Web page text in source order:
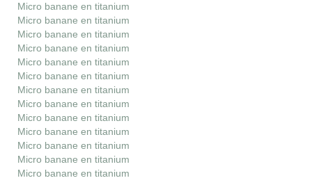
Micro banane en titanium
Micro banane en titanium
Micro banane en titanium
Micro banane en titanium
Micro banane en titanium
Micro banane en titanium
Micro banane en titanium
Micro banane en titanium
Micro banane en titanium
Micro banane en titanium
Micro banane en titanium
Micro banane en titanium
Micro banane en titanium